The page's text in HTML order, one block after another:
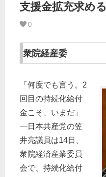
支援金拡充求める
0
衆院経産委
「何度でも言う。2
回目の持続化給付
金こそ、いまだ」
―日本共産党の笠
井亮議員は14日、
衆院経済産業委員
会で、持続化給付